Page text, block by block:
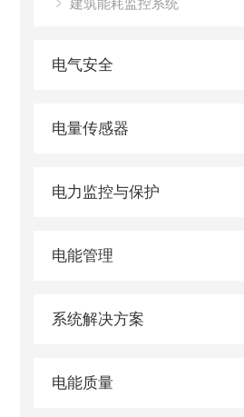
建筑能耗监控系统
电气安全
电量传感器
电力监控与保护
电能管理
系统解决方案
电能质量